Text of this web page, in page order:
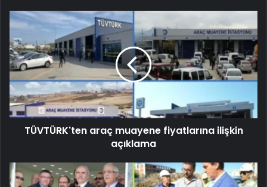
TÜVTÜRK'ten araç muayene fiyatlarına ilişkin
açıklama